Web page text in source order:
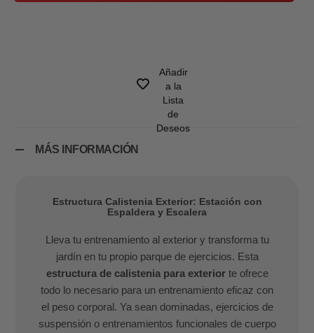
Añadir
a la
Lista
de
Deseos
MÁS INFORMACIÓN
Estructura Calistenia Exterior: Estación con
Espaldera y Escalera
Lleva tu entrenamiento al exterior y transforma tu
jardín en tu propio parque de ejercicios. Esta
estructura de calistenia para exteriorte ofrece
todo lo necesario para un entrenamiento eficaz con
el peso corporal. Ya sean dominadas, ejercicios de
suspensión o entrenamientos funcionales de cuerpo